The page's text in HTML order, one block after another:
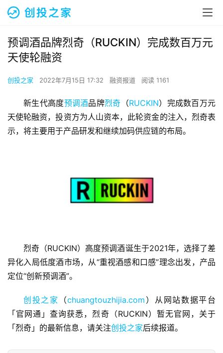
首
页
资
报
道
预调酒品牌烈奇（RUCKIN）完成数百万元
天使轮融资
创投之家 2022年7月15日 17:32 融资报道 阅读 1161
新生代高度预调酒品牌烈奇 （RUCKIN）完成数百万元
天使轮融资，投资方为人山资本，此轮资金的注入，烈奇表
示，将主要用于产品研发和继续加码供应链的布局。
烈奇（RUCKIN）高度预调酒诞生于2021年，选择了差
异化入局低度酒市场，从“重视酒感和口感”理念出发，产品
定位“创新预调酒”。
创投之家 （chuangtouzhijia.com ）从网站数据平台
「官网通」查询获悉，烈奇（RUCKIN）暂无官网，关于
「烈奇」的最新信息，请关注创投之家后续报道。